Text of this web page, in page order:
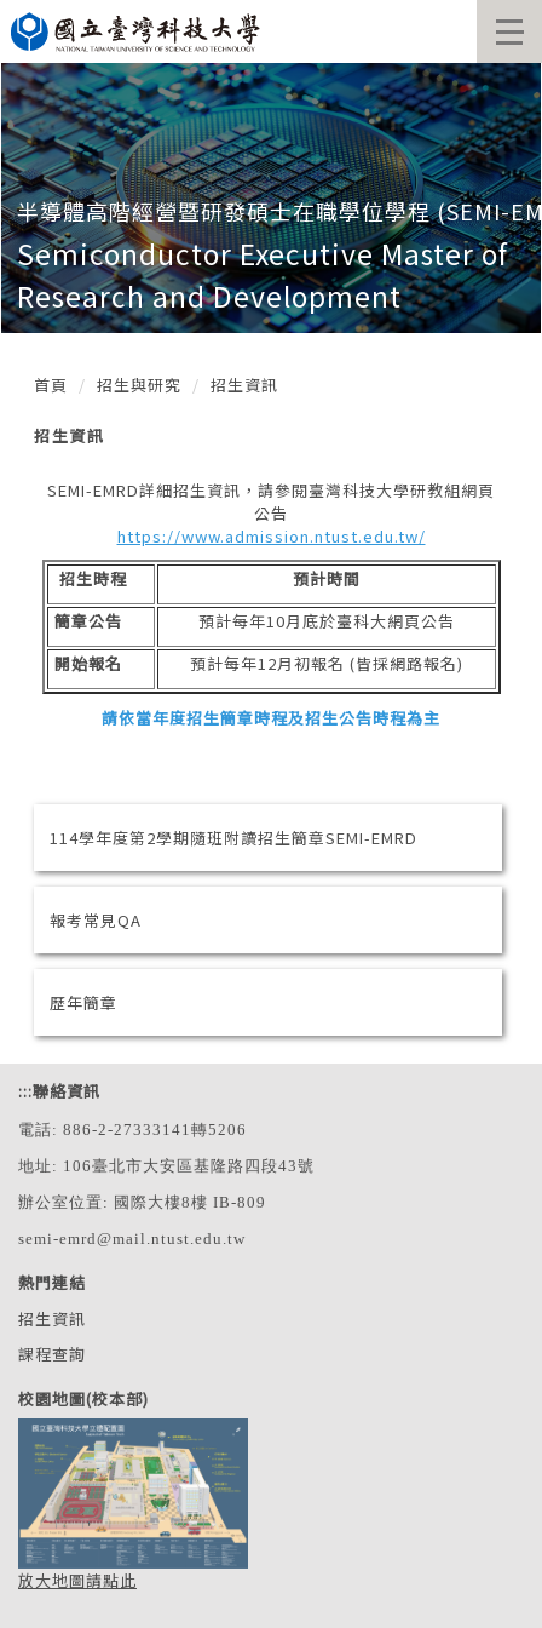
跳
到
主
要
內
容
區
塊
半導體高階經營暨研發碩士在職學位學程 (SEMI-
Semiconductor Executive Master of
Research and Development
首頁 招生與研究 招生資訊
招生資訊
SEMI-EMRD詳細招生資訊，請參閱臺灣科技大學研教組網頁
公告
https://www.admission.ntust.edu.tw/
招生時程
預計時間
簡章公告
預計每年10月底於臺科大網頁公告
開始報名
預計每年12月初報名 (皆採網路報名)
請依當年度招生簡章時程及招生公告時程為主
114學年度第2學期隨班附讀招生簡章SEMI-EMRD
報考常見QA
歷年簡章
:::聯絡資訊
電話: 886-2-27333141轉5206
地址: 106臺北市大安區基隆路四段43號
辦公室位置: 國際大樓8樓 IB-809
semi-emrd@mail.ntust.edu.tw
熱門連結
招生資訊
課程查詢
校園地圖(校本部)
放大地圖請點此